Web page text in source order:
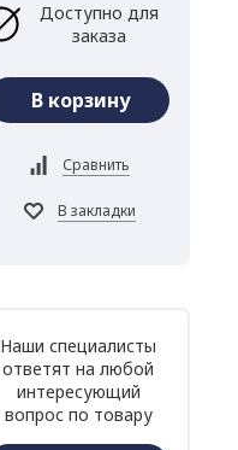
Доступно для
заказа
Наши специалисты
ответят на любой
интересующий
вопрос по товару